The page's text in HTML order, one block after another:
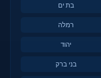
בת ים
רמלה
יהוד
בני ברק